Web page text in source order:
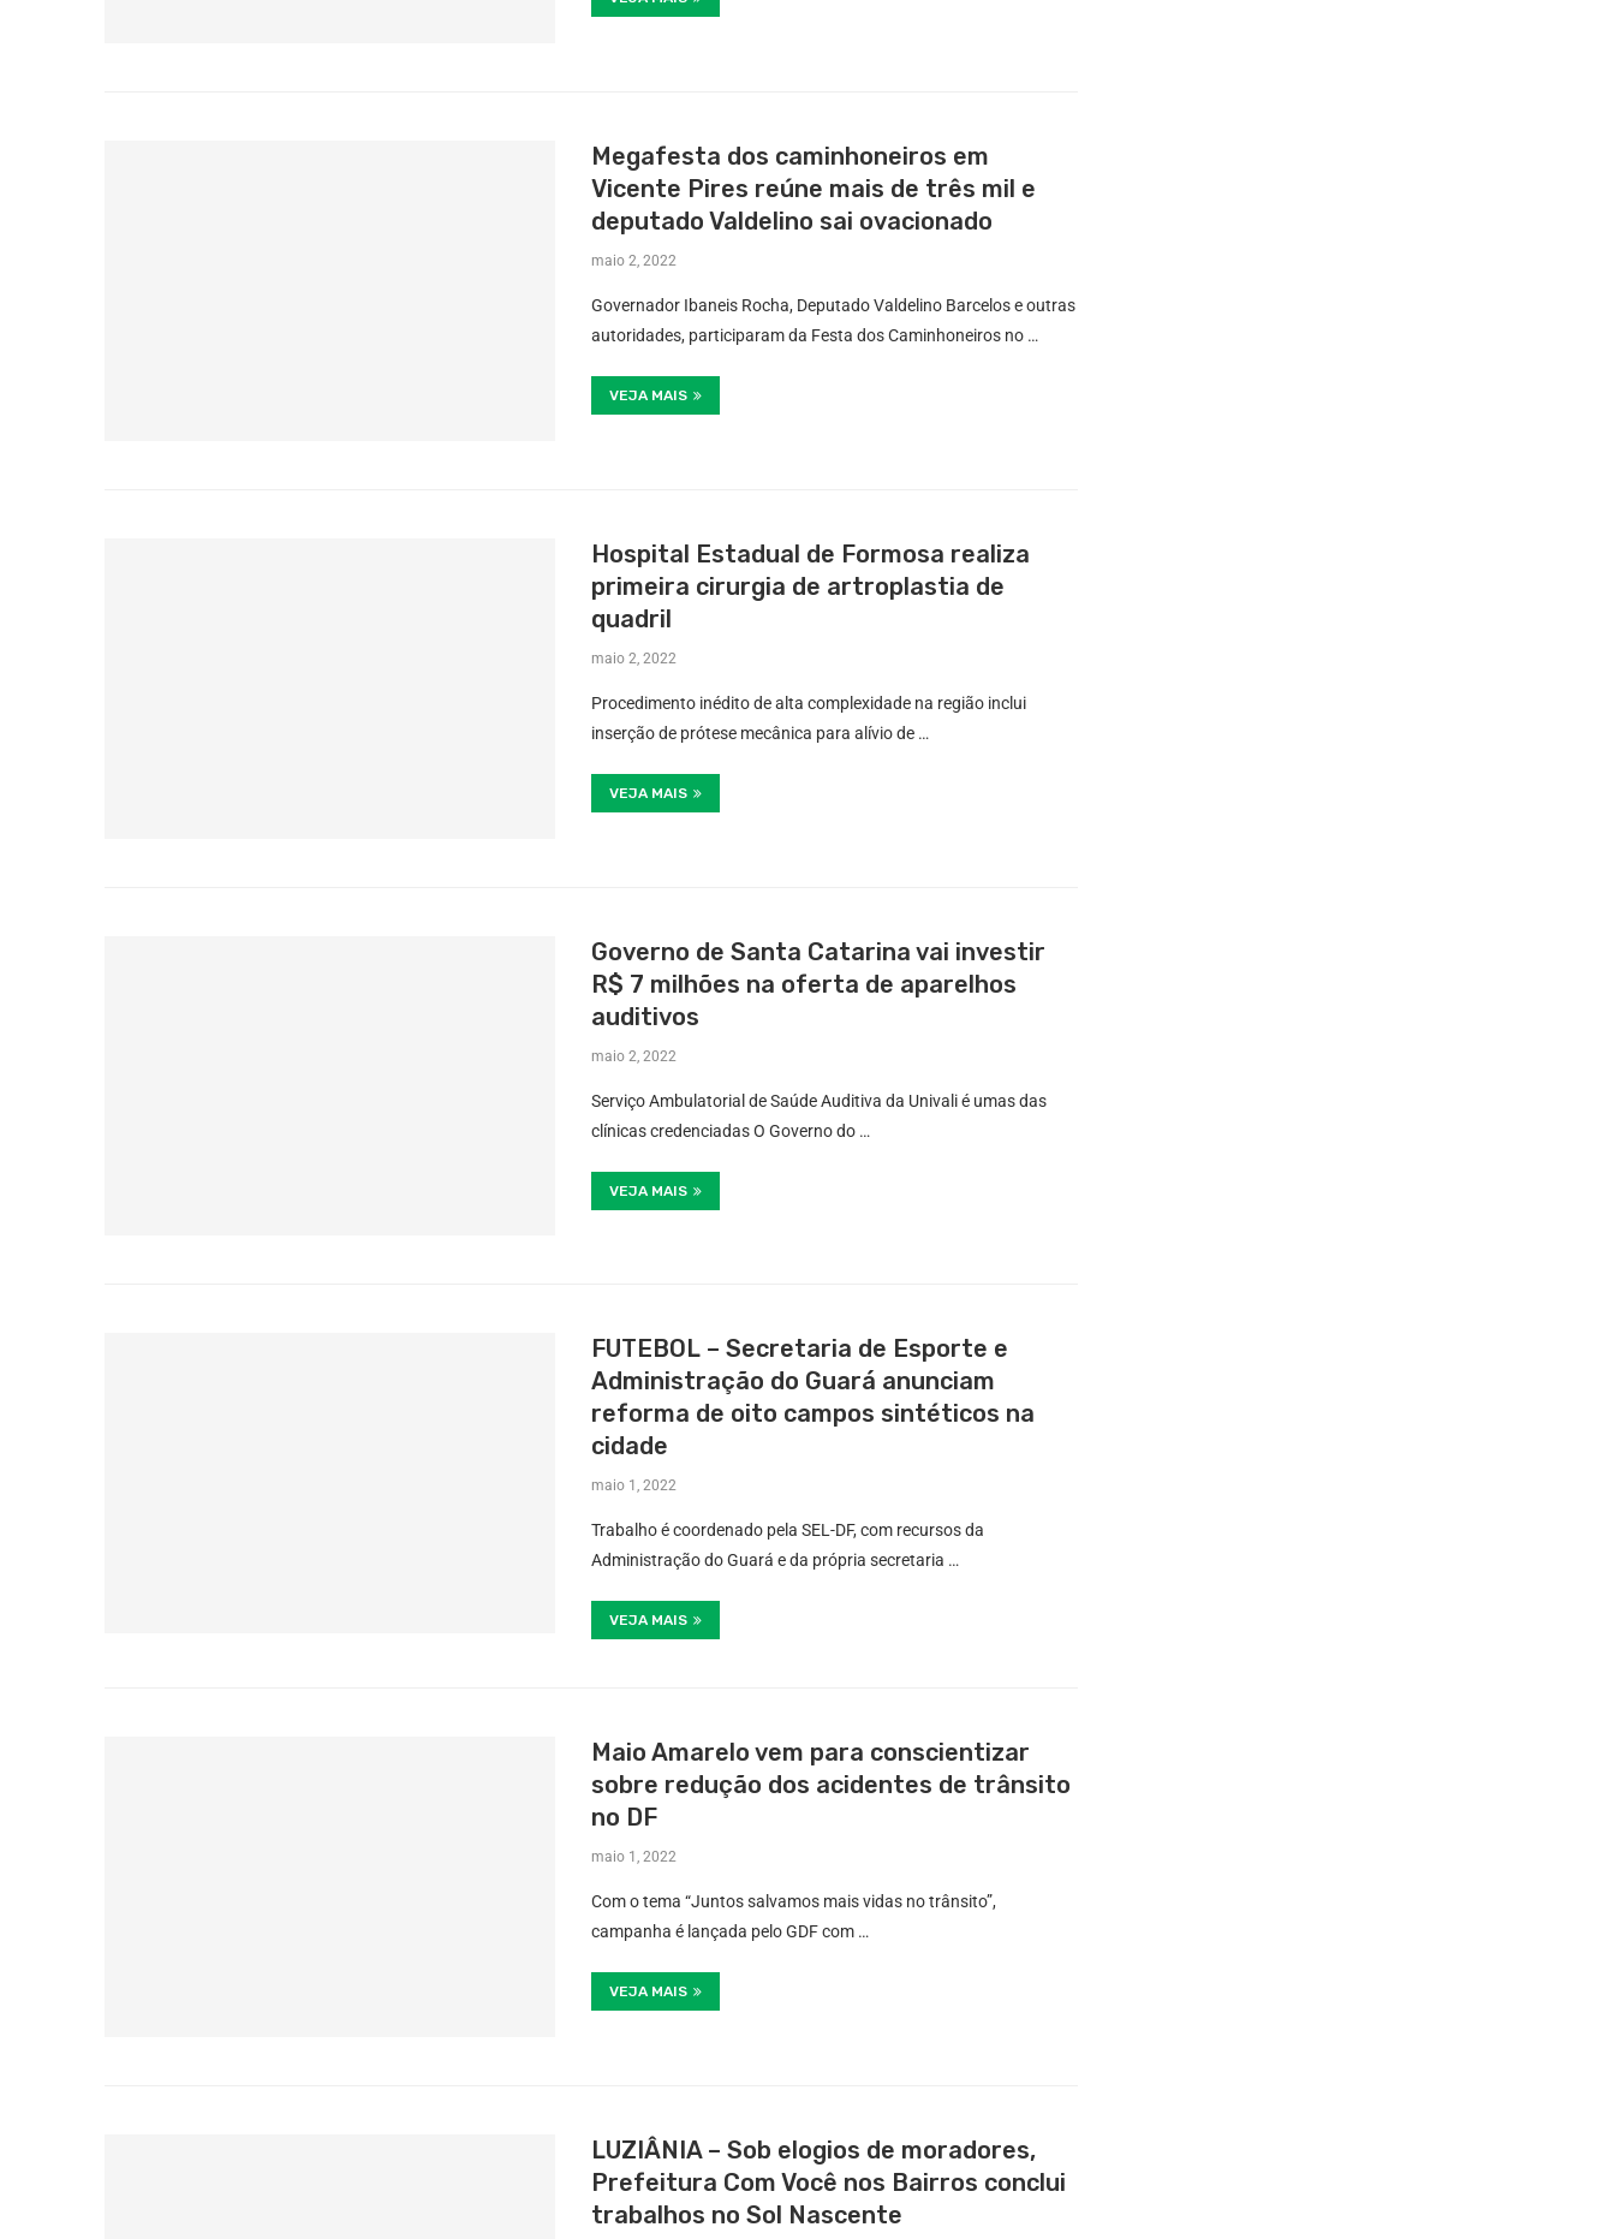
Megafesta dos caminhoneiros em
Vicente Pires reúne mais de três mil e
deputado Valdelino sai ovacionado
maio 2, 2022
Governador Ibaneis Rocha, Deputado Valdelino Barcelos e outras
autoridades, participaram da Festa dos Caminhoneiros no …
VEJA MAIS
Hospital Estadual de Formosa realiza
primeira cirurgia de artroplastia de
quadril
maio 2, 2022
Procedimento inédito de alta complexidade na região inclui
inserção de prótese mecânica para alívio de …
VEJA MAIS
Governo de Santa Catarina vai investir
R$ 7 milhões na oferta de aparelhos
auditivos
maio 2, 2022
Serviço Ambulatorial de Saúde Auditiva da Univali é umas das
clínicas credenciadas O Governo do …
VEJA MAIS
FUTEBOL – Secretaria de Esporte e
Administração do Guará anunciam
reforma de oito campos sintéticos na
cidade
maio 1, 2022
Trabalho é coordenado pela SEL-DF, com recursos da
Administração do Guará e da própria secretaria …
VEJA MAIS
Maio Amarelo vem para conscientizar
sobre redução dos acidentes de trânsito
no DF
maio 1, 2022
Com o tema “Juntos salvamos mais vidas no trânsito”,
campanha é lançada pelo GDF com …
VEJA MAIS
LUZIÂNIA – Sob elogios de moradores,
Prefeitura Com Você nos Bairros conclui
trabalhos no Sol Nascente